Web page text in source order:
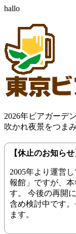
hallo
2026年ビアガーデ
吹かれ夜景をつま
【休止のお知らせ
2005年より運営
報館」ですが、
す。 今後の再開
含め検討中です
ます。